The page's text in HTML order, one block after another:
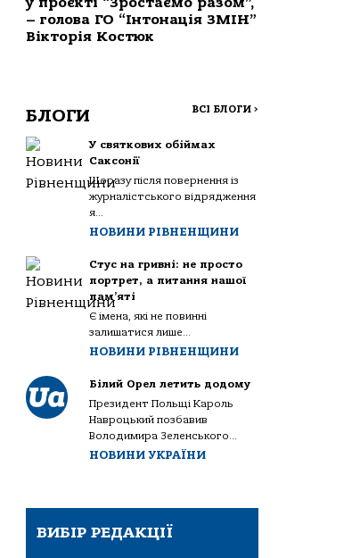
– голова ГО “Інтонація ЗМІН”
Вікторія Костюк
БЛОГИ ВСІ БЛОГИ >
У святкових обіймах
Саксонії
Щоразу після повернення із
журналістського відрядження
я...
НОВИНИ РІВНЕНЩИНИ
Стус на гривні: не просто
портрет, а питання нашої
пам’яті
Є імена, які не повинні
залишатися лише...
НОВИНИ РІВНЕНЩИНИ
Білий Орел летить додому
Президент Польщі Кароль
Навроцький позбавив
Володимира Зеленського...
НОВИНИ УКРАЇНИ
ВИБІР РЕДАКЦІЇ